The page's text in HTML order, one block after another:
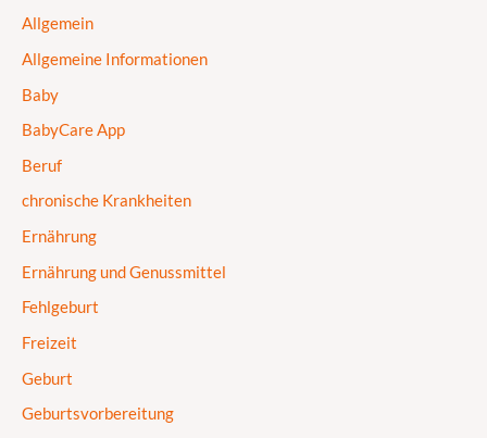
Allgemein
Allgemeine Informationen
Baby
BabyCare App
Beruf
chronische Krankheiten
Ernährung
Ernährung und Genussmittel
Fehlgeburt
Freizeit
Geburt
Geburtsvorbereitung